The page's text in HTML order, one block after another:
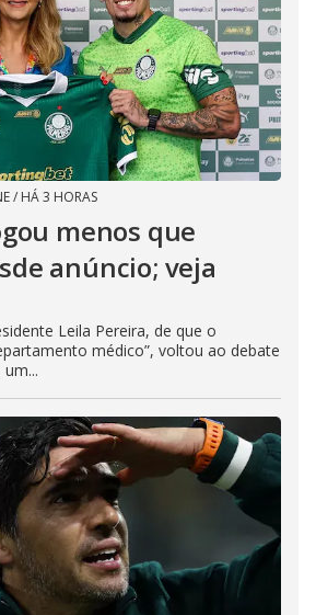
/ HÁ 3 HORAS
menos que
anúncio; veja
Leila Pereira, de que o
médico”, voltou ao debate